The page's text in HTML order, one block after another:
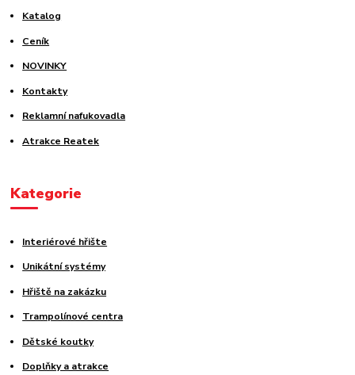
Katalog
Ceník
NOVINKY
Kontakty
Reklamní nafukovadla
Atrakce Reatek
Kategorie
Interiérové hřište
Unikátní systémy
Hřiště na zakázku
Trampolínové centra
Dětské koutky
Doplňky a atrakce